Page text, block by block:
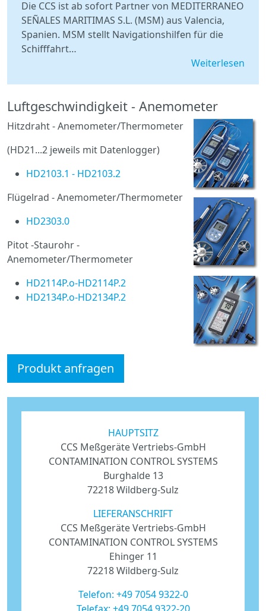
Die CCS ist ab sofort Partner von MEDITERRANEO
SEÑALES MARITIMAS S.L. (MSM) aus Valencia,
Spanien. MSM stellt Navigationshilfen für die
Schifffahrt…
Weiterlesen
Luftgeschwindigkeit - Anemometer
Hitzdraht - Anemometer/Thermometer
(HD21...2 jeweils mit Datenlogger)
HD2103.1 - HD2103.2
Flügelrad - Anemometer/Thermometer
HD2303.0
Pitot -Staurohr -
Anemometer/Thermometer
HD2114P.o-HD2114P.2
HD2134P.o-HD2134P.2
Produkt anfragen
HAUPTSITZ
CCS Meßgeräte Vertriebs-GmbH
CONTAMINATION CONTROL SYSTEMS
Burghalde 13
72218 Wildberg-Sulz
LIEFERANSCHRIFT
CCS Meßgeräte Vertriebs-GmbH
CONTAMINATION CONTROL SYSTEMS
Ehinger 11
72218 Wildberg-Sulz
Telefon: +49 7054 9322-0